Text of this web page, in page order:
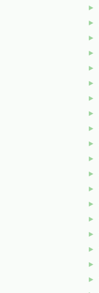
►
►
►
►
►
►
►
►
►
►
►
►
►
►
►
►
►
►
►